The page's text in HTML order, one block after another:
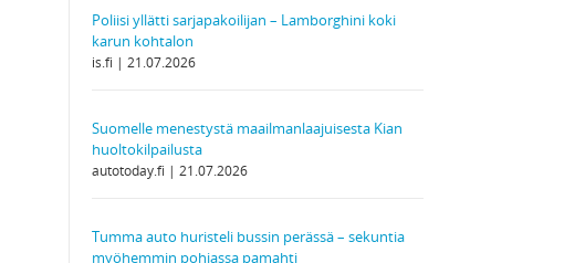
Poliisi yllätti sarjapakoilijan – Lamborghini koki
karun kohtalon
is.fi 21.07.2026
Suomelle menestystä maailmanlaajuisesta Kian
huoltokilpailusta
autotoday.fi 21.07.2026
Tumma auto huristeli bussin perässä – sekuntia
myöhemmin pohjassa pamahti